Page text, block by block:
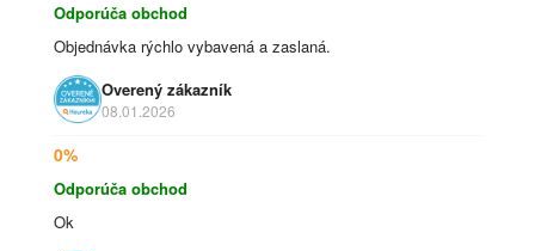
Odporúča obchod
Objednávka rýchlo vybavená a zaslaná.
Overený zákazník
08.01.2026
0%
Odporúča obchod
Ok